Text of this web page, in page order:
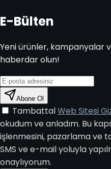
E-Bülten
Yeni ürünler, kampanyalar
haberdar olun!
Abone Ol
TambattalWeb Sitesi
okudum ve anladım. Bu
işlenmesini, pazarlama ve
SMS ve e-mail yoluyla
onaylıyorum.